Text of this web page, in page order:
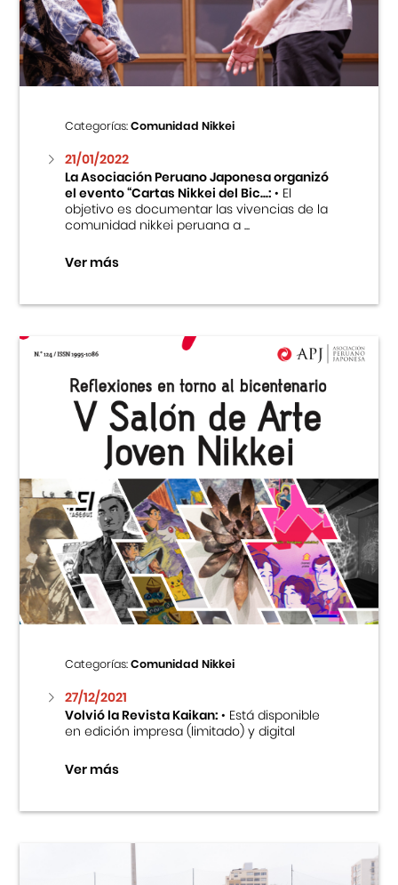
Centro Cultural Peruano Japonés
Cursos
Museo de la Inmigración Japonesa
Fondo Editorial
Teatro Peruano Japonés
Categorías:Comunidad Nikkei
21/01/2022
La Asociación Peruano Japonesa organizó
el evento “Cartas Nikkei del Bic...:• El
objetivo es documentar las vivencias de la
comunidad nikkei peruana a ...
Ver más
Categorías:Comunidad Nikkei
27/12/2021
Volvió la Revista Kaikan:• Está disponible
en edición impresa (limitado) y digital
Ver más